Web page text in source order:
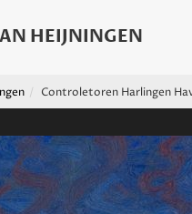
Controletoren Harlingen